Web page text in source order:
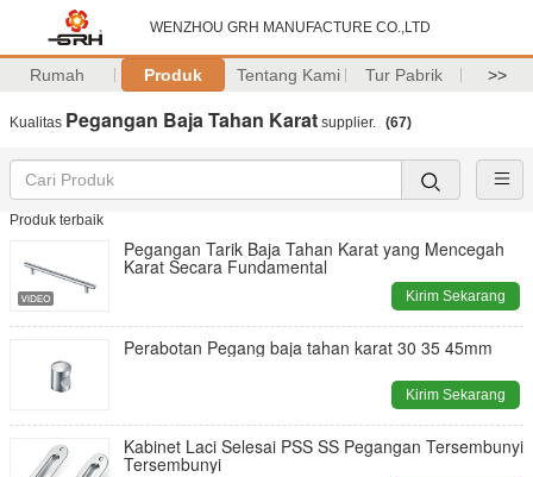
WENZHOU GRH MANUFACTURE CO.,LTD
Rumah Produk Tentang Kami Tur Pabrik >>
Kualitas Pegangan Baja Tahan Karat supplier. (67)
Produk terbaik
Pegangan Tarik Baja Tahan Karat yang Mencegah
Karat Secara Fundamental
Kirim Sekarang
Perabotan Pegang baja tahan karat 30 35 45mm
Kirim Sekarang
Kabinet Laci Selesai PSS SS Pegangan Tersembunyi
Tersembunyi